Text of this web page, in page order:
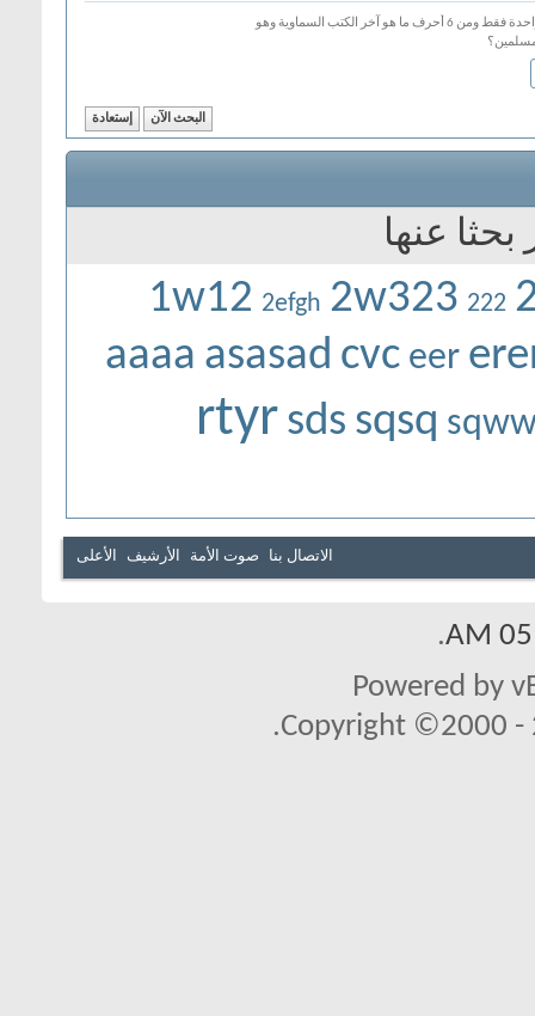
بكلمة واحدة فقط ومن 6 أحرف ما هو آخر الكتب السماوية وهو
1w12 2efgh 2w323 222
aaaa asasad cvc eer
rtyr sds sqsq
الاتصال بنا صوت الأمة الأرشيف الأعلى
.
Powered by
Copyright ©2000 -